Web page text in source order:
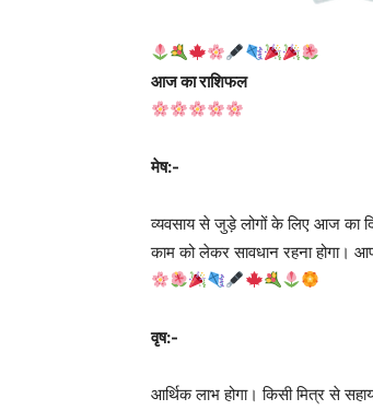
आज का राशिफल
मेष:-
व्यवसाय से जुड़े लोगों के लिए आज का
काम को लेकर सावधान रहना होगा।
वृष:-
आर्थिक लाभ होगा। किसी मित्र से